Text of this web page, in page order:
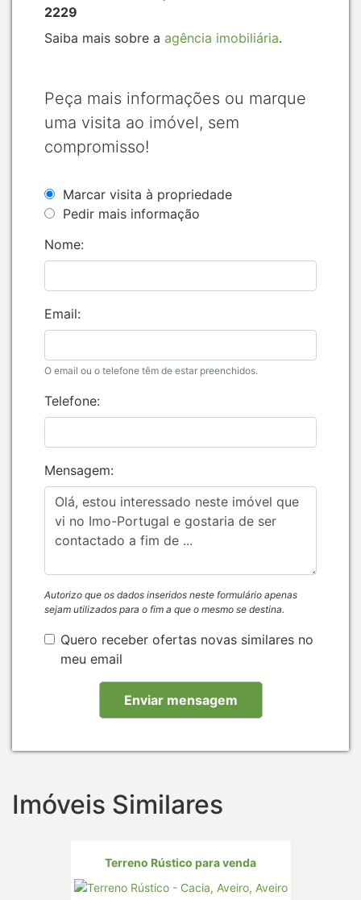
2229
Saiba mais sobre a agência imobiliária.
Peça mais informações ou marque
uma visita ao imóvel, sem
compromisso!
Marcar visita à propriedade
Pedir mais informação
Nome:
Email:
O email ou o telefone têm de estar preenchidos.
Telefone:
Mensagem:
Autorizo que os dados inseridos neste formulário apenas
sejam utilizados para o fim a que o mesmo se destina.
Quero receber ofertas novas similares no
meu email
Imóveis Similares
Terreno Rústico para venda